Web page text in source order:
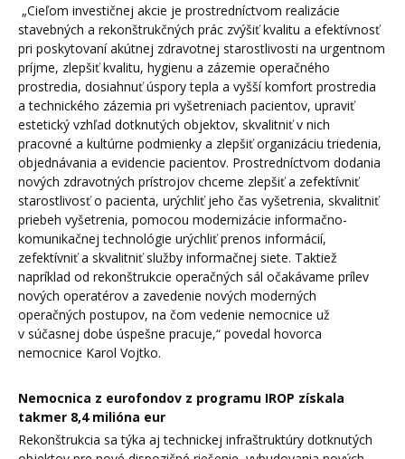
„Cieľom investičnej akcie je prostredníctvom realizácie
stavebných a rekonštrukčných prác zvýšiť kvalitu a efektívnosť
pri poskytovaní akútnej zdravotnej starostlivosti na urgentnom
príjme, zlepšiť kvalitu, hygienu a zázemie operačného
prostredia, dosiahnuť úspory tepla a vyšší komfort prostredia
a technického zázemia pri vyšetreniach pacientov, upraviť
estetický vzhľad dotknutých objektov, skvalitniť v nich
pracovné a kultúrne podmienky a zlepšiť organizáciu triedenia,
objednávania a evidencie pacientov. Prostredníctvom dodania
nových zdravotných prístrojov chceme zlepšiť a zefektívniť
starostlivosť o pacienta, urýchliť jeho čas vyšetrenia, skvalitniť
priebeh vyšetrenia, pomocou modernizácie informačno-
komunikačnej technológie urýchliť prenos informácií,
zefektívniť a skvalitniť služby informačnej siete. Taktiež
napríklad od rekonštrukcie operačných sál očakávame prílev
nových operatérov a zavedenie nových moderných
operačných postupov, na čom vedenie nemocnice už
v súčasnej dobe úspešne pracuje,“ povedal hovorca
nemocnice Karol Vojtko.
Nemocnica z eurofondov z programu IROP získala
takmer 8,4 milióna eur
Rekonštrukcia sa týka aj technickej infraštruktúry dotknutých